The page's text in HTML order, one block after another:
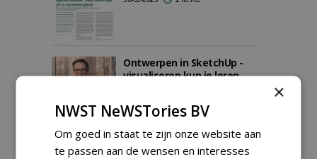
Ontwerpen in SketchUp -
visualiseren kun je leren
×
NWST NeWSTories BV
Om goed in staat te zijn onze website aan
te passen aan de wensen en interesses